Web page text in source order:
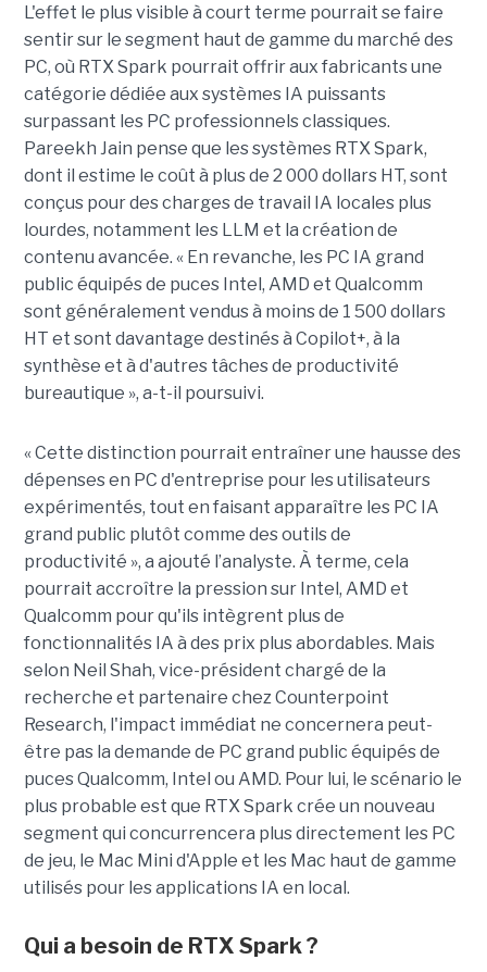
L'effet le plus visible à court terme pourrait se faire
sentir sur le segment haut de gamme du marché des
PC, où RTX Spark pourrait offrir aux fabricants une
catégorie dédiée aux systèmes IA puissants
surpassant les PC professionnels classiques.
Pareekh Jain pense que les systèmes RTX Spark,
dont il estime le coût à plus de 2 000 dollars HT, sont
conçus pour des charges de travail IA locales plus
lourdes, notamment les LLM et la création de
contenu avancée. « En revanche, les PC IA grand
public équipés de puces Intel, AMD et Qualcomm
sont généralement vendus à moins de 1 500 dollars
HT et sont davantage destinés à Copilot+, à la
synthèse et à d'autres tâches de productivité
bureautique », a-t-il poursuivi.
« Cette distinction pourrait entraîner une hausse des
dépenses en PC d'entreprise pour les utilisateurs
expérimentés, tout en faisant apparaître les PC IA
grand public plutôt comme des outils de
productivité », a ajouté l’analyste. À terme, cela
pourrait accroître la pression sur Intel, AMD et
Qualcomm pour qu'ils intègrent plus de
fonctionnalités IA à des prix plus abordables. Mais
selon Neil Shah, vice-président chargé de la
recherche et partenaire chez Counterpoint
Research, l'impact immédiat ne concernera peut-
être pas la demande de PC grand public équipés de
puces Qualcomm, Intel ou AMD. Pour lui, le scénario le
plus probable est que RTX Spark crée un nouveau
segment qui concurrencera plus directement les PC
de jeu, le Mac Mini d'Apple et les Mac haut de gamme
utilisés pour les applications IA en local.
Qui a besoin de RTX Spark ?